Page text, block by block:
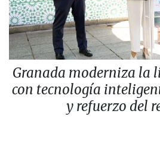
Granada moderniza la
con tecnología
y refuerzo del